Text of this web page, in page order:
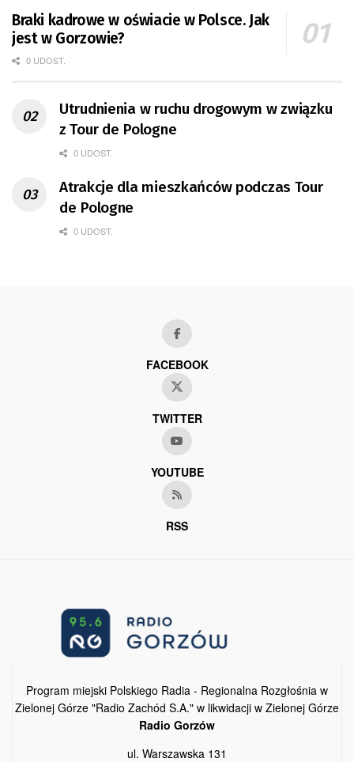
Braki kadrowe w oświacie w Polsce. Jak
jest w Gorzowie?
0 UDOST.
Utrudnienia w ruchu drogowym w związku
z Tour de Pologne
0 UDOST.
Atrakcje dla mieszkańców podczas Tour
de Pologne
0 UDOST.
FACEBOOK
TWITTER
YOUTUBE
RSS
Program miejski Polskiego Radia - Regionalna Rozgłośnia w
Zielonej Górze "Radio Zachód S.A." w likwidacji w Zielonej Górze
Radio Gorzów
ul. Warszawska 131